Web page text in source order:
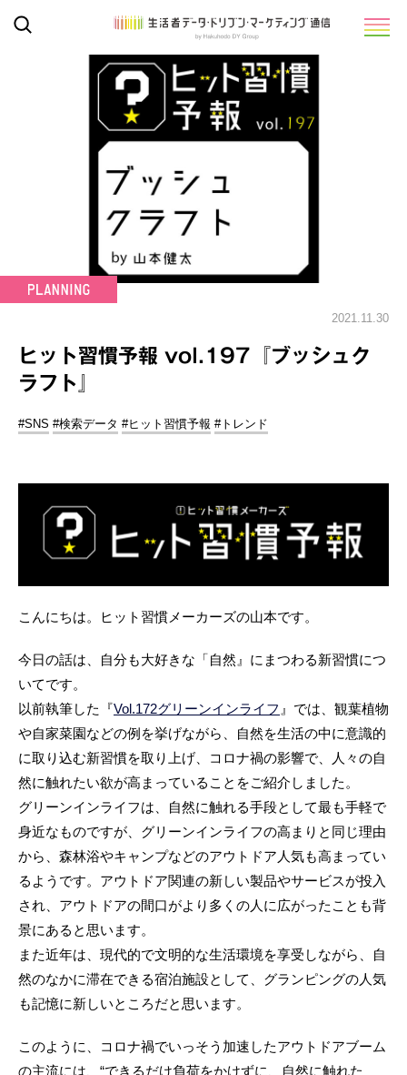
2021.11.30
ヒット習慣予報 vol.197『ブッシュク
ラフト』
#SNS #検索データ #ヒット習慣予報 #トレンド
こんにちは。ヒット習慣メーカーズの山本です。
今日の話は、自分も大好きな「自然』にまつわる新習慣につ
いてです。
以前執筆した『Vol.172グリーンインライフ 』では、観葉植物
や自家菜園などの例を挙げながら、自然を生活の中に意識的
に取り込む新習慣を取り上げ、コロナ禍の影響で、人々の自
然に触れたい欲が高まっていることをご紹介しました。
グリーンインライフは、自然に触れる手段として最も手軽で
身近なものですが、グリーンインライフの高まりと同じ理由
から、森林浴やキャンプなどのアウトドア人気も高まってい
るようです。アウトドア関連の新しい製品やサービスが投入
され、アウトドアの間口がより多くの人に広がったことも背
景にあると思います。
また近年は、現代的で文明的な生活環境を享受しながら、自
然のなかに滞在できる宿泊施設として、グランピングの人気
も記憶に新しいところだと思います。
このように、コロナ禍でいっそう加速したアウトドアブーム
の主流には、“できるだけ負荷をかけずに、自然に触れた